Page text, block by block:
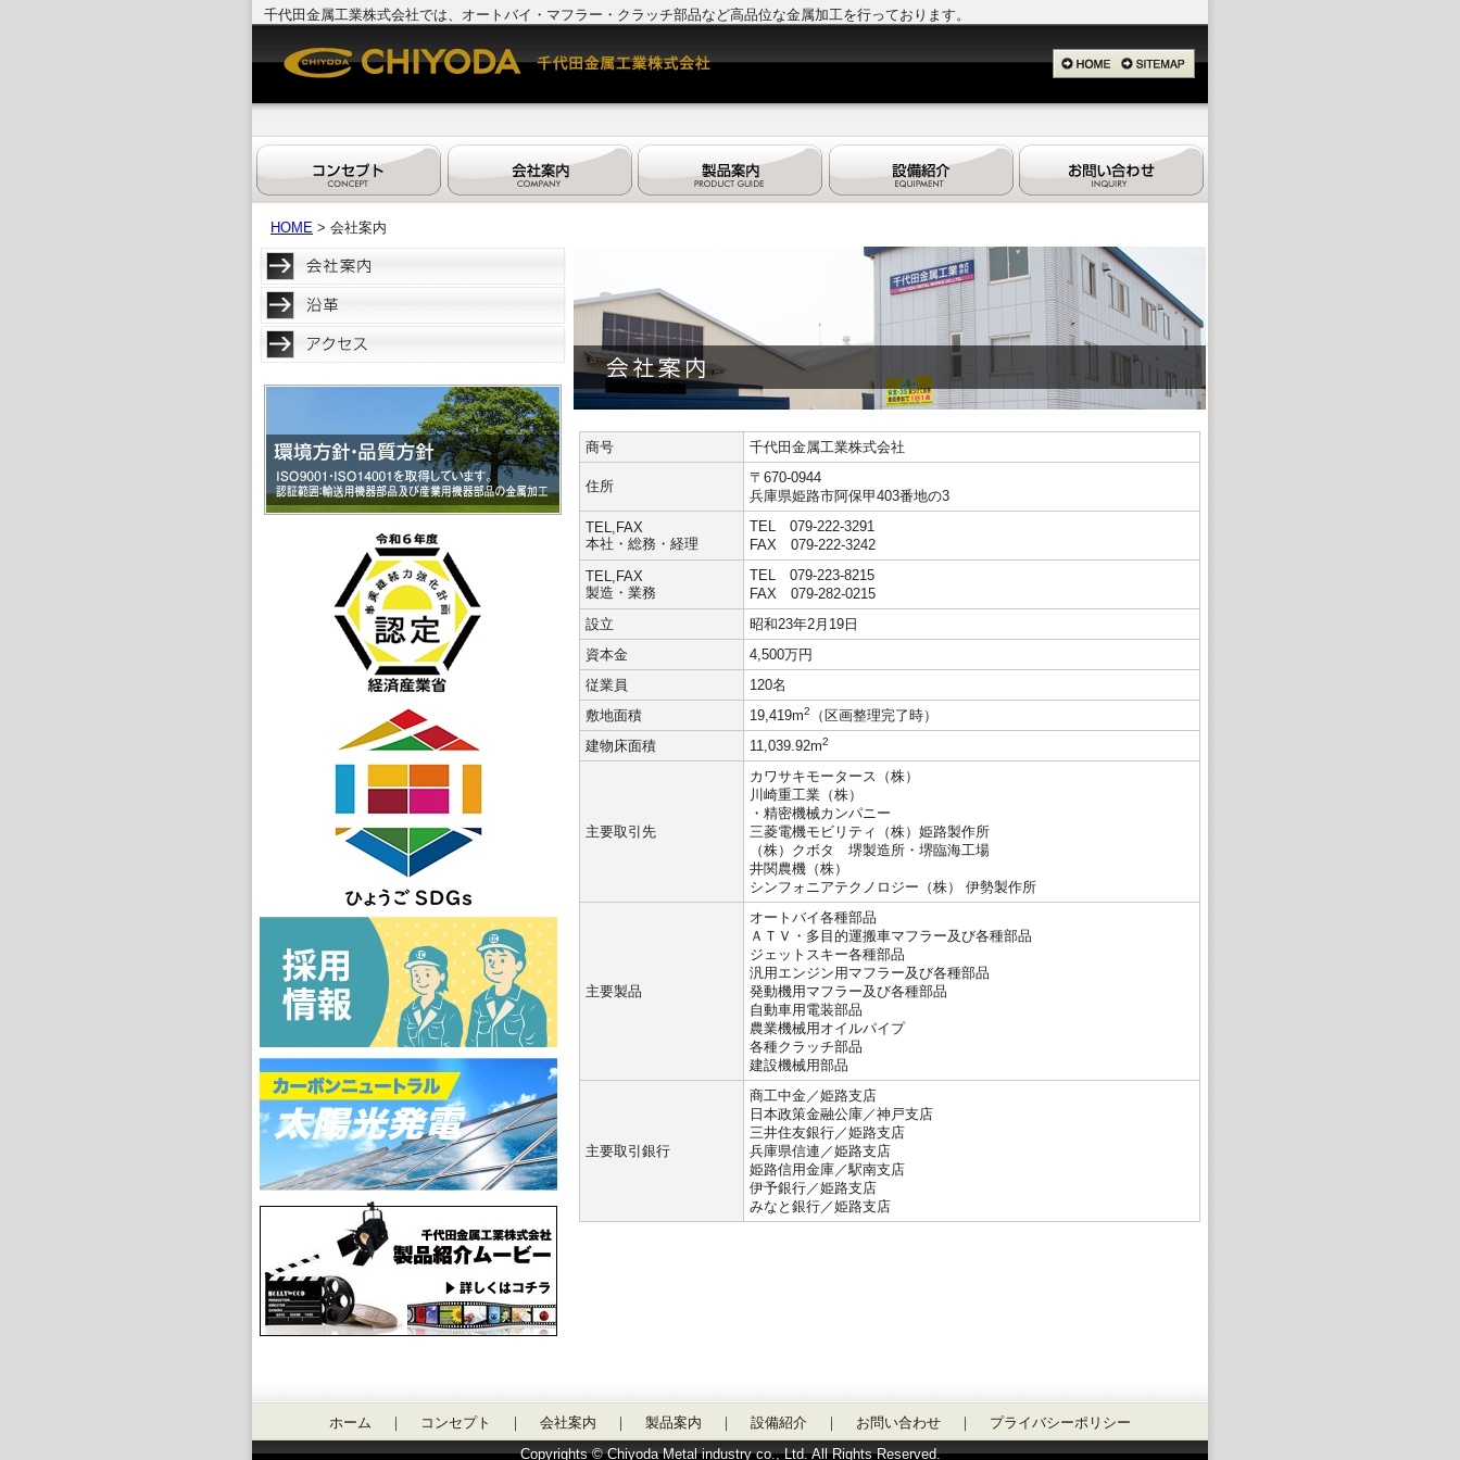
千代田金属工業株式会社では、オートバイ・マフラー・クラッチ部品など高品位な金属加工を行っております。
HOME > 会社案内
商号 千代田金属工業株式会社
住所
〒670-0944
兵庫県姫路市阿保甲403番地の3
TEL,FAX
本社・総務・経理
TEL 079-222-3291
FAX 079-222-3242
TEL,FAX
製造・業務
TEL 079-223-8215
FAX 079-282-0215
設立
昭和23年2月19日
資本金
4,500万円
従業員
120名
敷地面積
19,419m2
（区画整理完了時）
建物床面積
11,039.92m2
主要取引先
カワサキモータース（株）
川崎重工業（株）
・精密機械カンパニー
三菱電機モビリティ（株）姫路製作所
（株）クボタ 堺製造所・堺臨海工場
井関農機（株）
シンフォニアテクノロジー（株） 伊勢製作所
主要製品
オートバイ各種部品
ＡＴＶ・多目的運搬車マフラー及び各種部品
ジェットスキー各種部品
汎用エンジン用マフラー及び各種部品
発動機用マフラー及び各種部品
自動車用電装部品
農業機械用オイルパイプ
各種クラッチ部品
建設機械用部品
主要取引銀行
商工中金／姫路支店
日本政策金融公庫／神戸支店
三井住友銀行／姫路支店
兵庫県信連／姫路支店
姫路信用金庫／駅南支店
伊予銀行／姫路支店
みなと銀行／姫路支店
ホーム ｜ コンセプト ｜ 会社案内 ｜ 製品案内 ｜ 設備紹介 ｜ お問い合わせ ｜
プライバシーポリシー
Copyrights © Chiyoda Metal industry co., Ltd. All Rights Reserved.